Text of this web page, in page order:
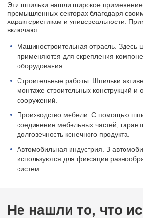
Эти шпильки нашли широкое применение
промышленных секторах благодаря
характеристикам и универсальности.
включают:
Машиностроительная отрасль. Здесь
применяются для скрепления
оборудования.
Строительные работы. Шпильки
монтаже строительных конструкций и
сооружений.
Производство мебели. С помощью
соединение мебельных частей,
долговечность конечного продукта.
Автомобильная индустрия. В
используются для фиксации
систем.
Не нашли то, что